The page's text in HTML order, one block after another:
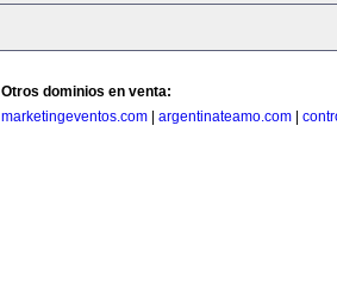
Otros dominios en venta:
marketingeventos.com
argentinateamo.com